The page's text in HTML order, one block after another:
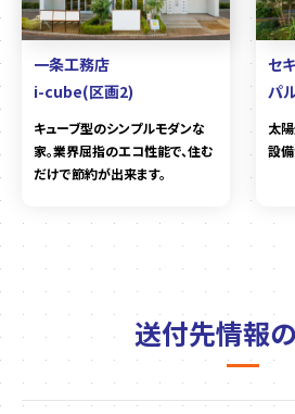
一条工務店
i-cube(区画2)
キューブ型のシンプルモダンな
家。業界屈指のエコ性能で、住む
だけで節約が出来ます。
セ
パ
太
設
送付先情報